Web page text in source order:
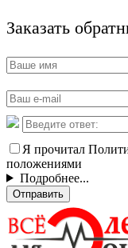
Заказать
Я прочитал
положениями
Подробнее...
Отправить